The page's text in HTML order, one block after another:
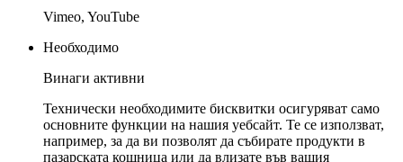
Vimeo, YouTube
Необходимо
Винаги активни
Технически необходимите бисквитки осигуряват само
основните функции на нашия уебсайт. Те се използват,
например, за да ви позволят да събирате продукти в
пазарската кошница или да влизате във вашия